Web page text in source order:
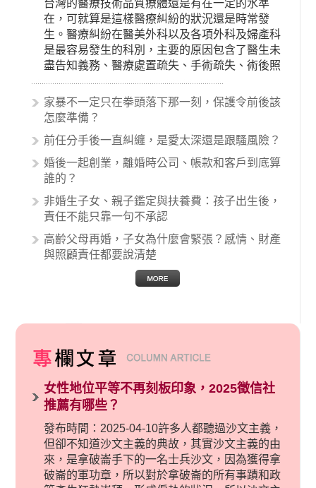
台灣的醫療技術品質療體還是有在一定的水準
在，可就算是這樣醫療糾紛的狀況還是時常發
生。醫療糾紛在醫美外科以及各項外科及婦產科
是最容易發生的科別，主要的原因包含了醫生未
盡告知義務、醫療處置疏失、手術疏失、術後照
顧失當、醫療費用的收取。雖然醫學進步，但醫
生與病患之間引起的糾紛還是經常發生。很多案
例中最後都走向訴訟流程，我們如果不幸遇到相
的內容其實非常多，有些案例…
家暴不一定只在拳頭落下那一刻，保護令前後該
怎麼準備？
前任分手後一直糾纏，是愛太深還是跟騷風險？
婚後一起創業，離婚時公司、帳款和客戶到底算
誰的？
非婚生子女、親子鑑定與扶養費：孩子出生後，
責任不能只靠一句不承認
高齡父母再婚，子女為什麼會緊張？感情、財產
與照顧責任都要說清楚
女性地位平等不再刻板印象，2025徵信社
推薦有哪些？
發布時間：2025-04-10許多人都聽過沙文主義，
但卻不知道沙文主義的典故，其實沙文主義的由
來，是拿破崙手下的一名士兵沙文，因為獲得拿
破崙的軍功章，所以對於拿破崙的所有事蹟和政